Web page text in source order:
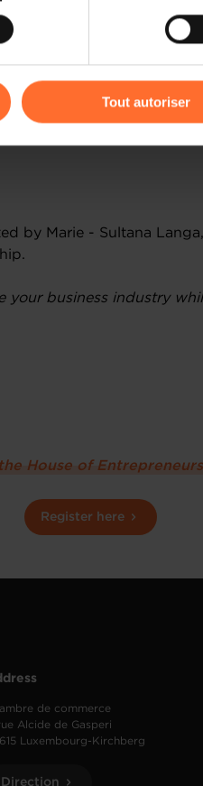
du site) peuvent être
Tout autoriser
structures for
permit procedure and
by Marie - Sultana
your business industry
House of
Register here
de commerce
Alcide de Gasperi
Luxembourg-Kirchberg
Direction